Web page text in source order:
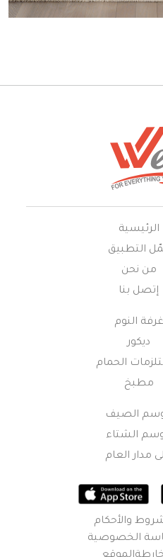
الرئيسية
التطبيق
من نحن
إتصل بنا
غرفة النوم
ديكور
الحمام
مطبخ
الصيف
الشتاء
مدار العام
والأحكام
الخصوصية